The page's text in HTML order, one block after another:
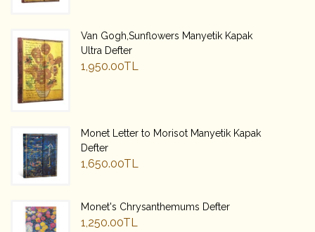
Van Gogh,Sunflowers Manyetik Kapak
Ultra Defter
1,950.00TL
Monet Letter to Morisot Manyetik Kapak
Defter
1,650.00TL
Monet's Chrysanthemums Defter
1,250.00TL